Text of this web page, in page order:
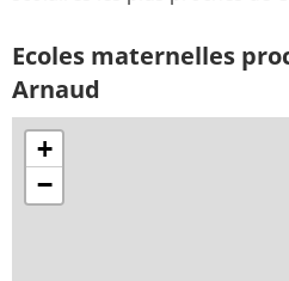
Ecoles maternelles
Arnaud
+
−